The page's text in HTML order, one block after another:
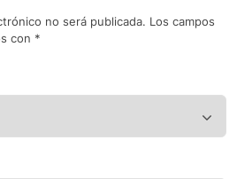
no será publicada. Los campos
con *